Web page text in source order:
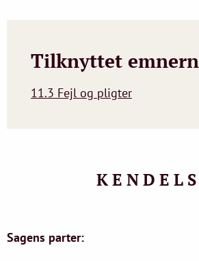
Tilknyttet
11.3 Fejl og pligter
K E N D E L
Sagens parter: